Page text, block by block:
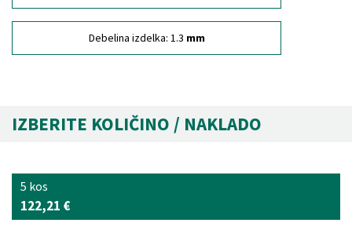
Debelina izdelka: 1.3 mm
IZBERITE KOLIČINO / NAKLADO
5 kos
122,21 €